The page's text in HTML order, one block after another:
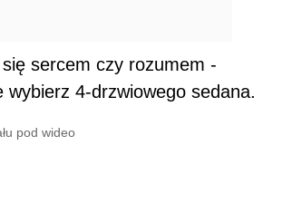
sercem czy rozumem -
wybierz 4-drzwiowego sedana.
pod wideo